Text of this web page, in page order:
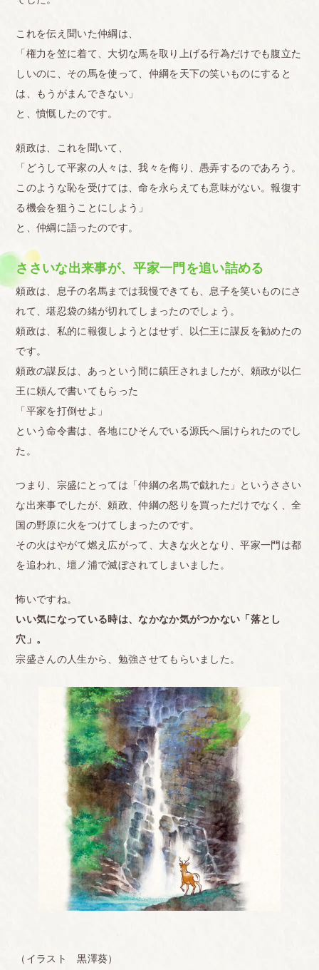
これを伝え聞いた仲綱は、
「権力を笠に着て、大切な馬を取り上げる行為だけでも腹立た
しいのに、その馬を使って、仲綱を天下の笑いものにすると
は、もうがまんできない」
と、憤慨したのです。
頼政は、これを聞いて、
「どうして平家の人々は、我々を侮り、愚弄するのであろう。
このような恥を受けては、命を永らえても意味がない。報復す
る機会を狙うことにしよう」
と、仲綱に語ったのです。
ささいな出来事が、平家一門を追い詰める
頼政は、息子の名馬までは我慢できても、息子を笑いものにさ
れて、堪忍袋の緒が切れてしまったのでしょう。
頼政は、私的に報復しようとはせず、以仁王に謀反を勧めたの
です。
頼政の謀反は、あっという間に鎮圧されましたが、頼政が以仁
王に頼んで書いてもらった
「平家を打倒せよ」
という命令書は、各地にひそんでいる源氏へ届けられたのでし
た。
つまり、宗盛にとっては「仲綱の名馬で戯れた」というささい
な出来事でしたが、頼政、仲綱の怒りを買っただけでなく、全
国の野原に火をつけてしまったのです。
その火はやがて燃え広がって、大きな火となり、平家一門は都
を追われ、壇ノ浦で滅ぼされてしまいました。
怖いですね。
いい気になっている時は、なかなか気がつかない「落とし
穴」。
宗盛さんの人生から、勉強させてもらいました。
（イラスト 黒澤葵）